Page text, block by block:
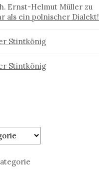
Ernst-Helmut Müller zu
als ein polnischer Dialekt!
Stintkönig
Stintkönig